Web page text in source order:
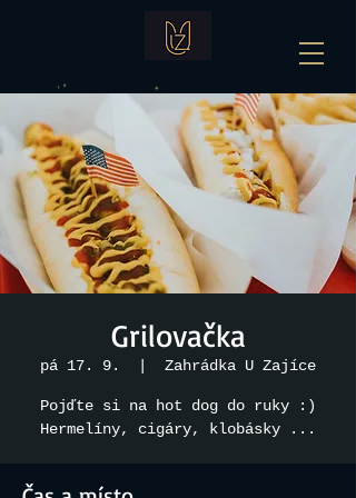
Grilovačka
pá 17. 9. Zahrádka U Zajíce
Pojďte si na hot dog do ruky :)
Hermelíny, cigáry, klobásky ...